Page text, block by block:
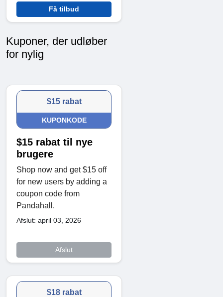
Få tilbud
Kuponer, der udløber
for nylig
$15 rabat
KUPONKODE
$15 rabat til nye
brugere
Shop now and get $15 off
for new users by adding a
coupon code from
Pandahall.
Afslut: april 03, 2026
Afslut
$18 rabat